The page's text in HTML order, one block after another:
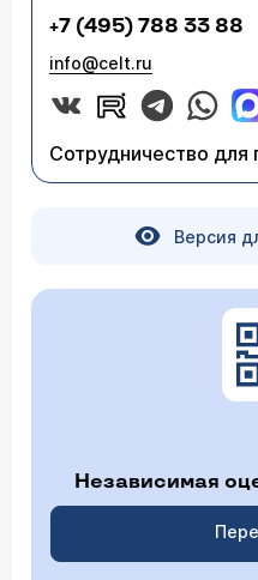
+7 (495) 788 33 88
info@celt.ru
Сотрудничество для
Версия
Независимая